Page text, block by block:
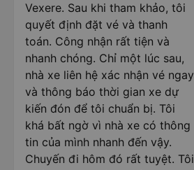
Vexere. Sau khi tham khảo, tôi
quyết định đặt vé và thanh
toán. Công nhận rất tiện và
nhanh chóng. Chỉ một lúc sau,
nhà xe liên hệ xác nhận vé ngay
và thông báo thời gian xe dự
kiến đón để tôi chuẩn bị. Tôi
khá bất ngờ vì nhà xe có thông
tin của mình nhanh đến vậy.
Chuyến đi hôm đó rất tuyệt. Tôi